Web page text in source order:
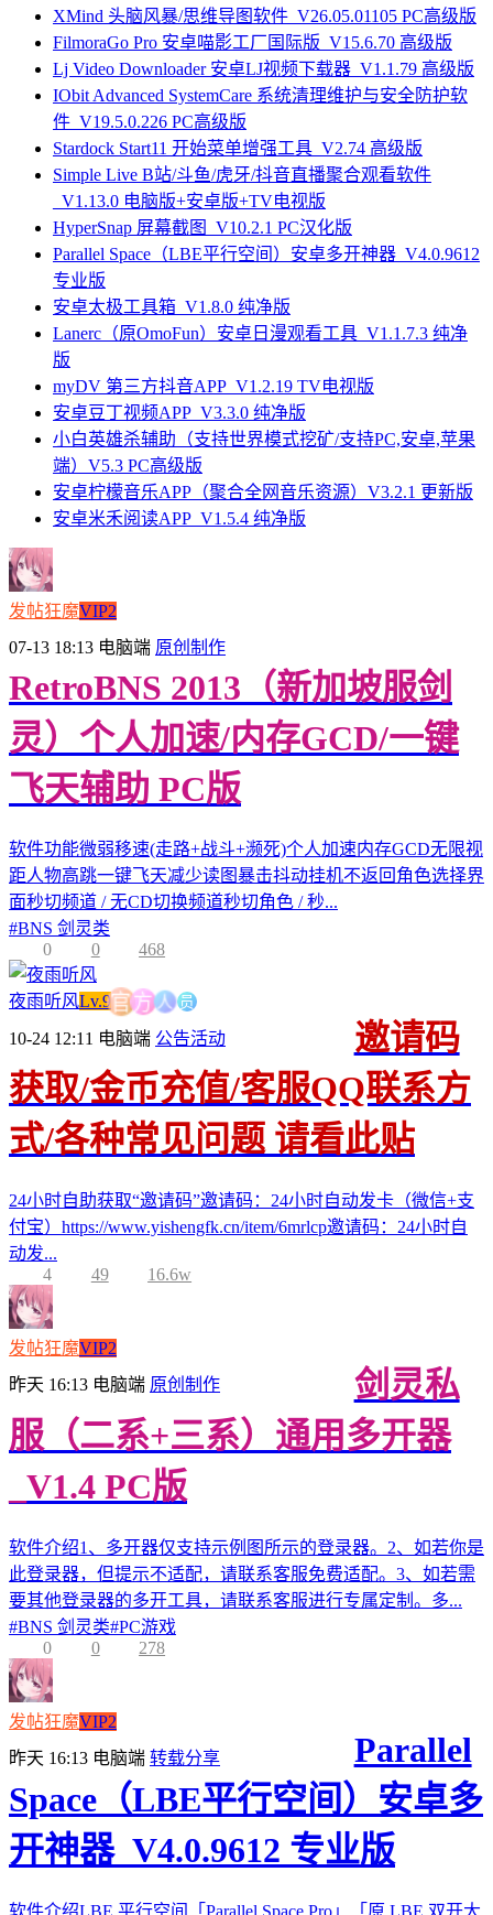
XMind 头脑风暴/思维导图软件_V26.05.01105 PC高级版
FilmoraGo Pro 安卓喵影工厂国际版_V15.6.70 高级版
Lj Video Downloader 安卓LJ视频下载器_V1.1.79 高级版
IObit Advanced SystemCare 系统清理维护与安全防护软
件_V19.5.0.226 PC高级版
Stardock Start11 开始菜单增强工具_V2.74 高级版
Simple Live B站/斗鱼/虎牙/抖音直播聚合观看软件
_V1.13.0 电脑版+安卓版+TV电视版
HyperSnap 屏幕截图_V10.2.1 PC汉化版
Parallel Space（LBE平行空间）安卓多开神器_V4.0.9612
专业版
安卓太极工具箱_V1.8.0 纯净版
Lanerc（原OmoFun）安卓日漫观看工具_V1.1.7.3 纯净
版
myDV 第三方抖音APP_V1.2.19 TV电视版
安卓豆丁视频APP_V3.3.0 纯净版
小白英雄杀辅助（支持世界模式挖矿/支持PC,安卓,苹果
端）V5.3 PC高级版
安卓柠檬音乐APP（聚合全网音乐资源）V3.2.1 更新版
安卓米禾阅读APP_V1.5.4 纯净版
发帖狂魔VIP2
07-13 18:13 电脑端 原创制作
RetroBNS 2013（新加坡服剑
灵）个人加速/内存GCD/一键
飞天辅助 PC版
软件功能微弱移速(走路+战斗+濒死)个人加速内存GCD无限视
距人物高跳一键飞天减少读图暴击抖动挂机不返回角色选择界
面秒切频道 / 无CD切换频道秒切角色 / 秒...
#BNS 剑灵类
0
0 468
夜雨听风Lv.9官 方人员
10-24 12:11 电脑端 公告活动
邀请码
获取/金币充值/客服QQ联系方
式/各种常见问题 请看此贴
24小时自助获取“邀请码”邀请码：24小时自动发卡（微信+支
付宝）https://www.yishengfk.cn/item/6mrlcp邀请码：24小时自
动发...
4
49 16.6w
发帖狂魔VIP2
昨天 16:13 电脑端 原创制作
剑灵私
服（二系+三系）通用多开器
_V1.4 PC版
软件介绍1、多开器仅支持示例图所示的登录器。2、如若你是
此登录器，但提示不适配，请联系客服免费适配。3、如若需
要其他登录器的多开工具，请联系客服进行专属定制。多...
#BNS 剑灵类#PC游戏
0
0 278
发帖狂魔VIP2
昨天 16:13 电脑端 转载分享
Parallel
Space（LBE平行空间）安卓多
开神器_V4.0.9612 专业版
软件介绍LBE 平行空间「Parallel Space Pro」「原 LBE 双开大